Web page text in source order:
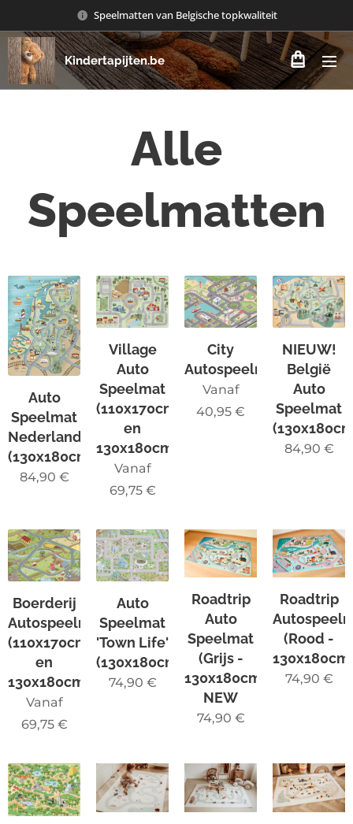
Speelmatten van Belgische topkwaliteit
Kindertapijten.be
Alle
Speelmatten
Auto
Speelmat
Nederland
(130x180cm)
84,90 €
Village
Auto
Speelmat
(110x170cm
en
130x180cm)
Vanaf
69,75€
City
Autospeelmat
Vanaf
40,95 €
NIEUW!
België
Auto
Speelmat
84,90 €
Boerderij
Autospeelmat
(110x170cm
en
130x180cm)
Vanaf
69,75€
Auto
Speelmat
'Town Life'
(130x180cm)
74,90 €
Roadtrip
Auto
Speelmat
(Grijs -
130x180cm)
NEW
74,90 €
Roadtrip
(Rood -
74,90 €